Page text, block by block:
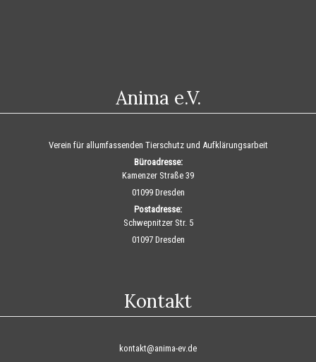
Anima e.V.
Verein für allumfassenden Tierschutz und Aufklärungsarbeit
Büroadresse:
Kamenzer Straße 39
01099 Dresden
Postadresse:
Schwepnitzer Str. 5
01097 Dresden
Kontakt
kontakt@anima-ev.de